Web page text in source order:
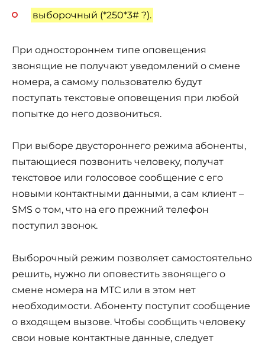
выборочный (*250*3# ?).
При одностороннем типе оповещения
звонящие не получают уведомлений о смене
номера, а самому пользователю будут
поступать текстовые оповещения при любой
попытке до него дозвониться.
При выборе двустороннего режима абоненты,
пытающиеся позвонить человеку, получат
текстовое или голосовое сообщение с его
новыми контактными данными, а сам клиент –
SMS о том, что на его прежний телефон
поступил звонок.
Выборочный режим позволяет самостоятельно
решить, нужно ли оповестить звонящего о
смене номера на МТС или в этом нет
необходимости. Абоненту поступит сообщение
о входящем вызове. Чтобы сообщить человеку
свои новые контактные данные, следует